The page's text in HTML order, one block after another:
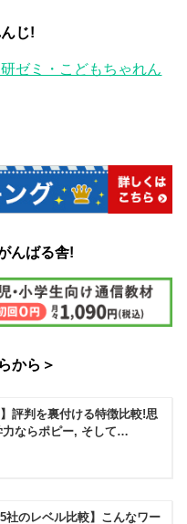
じ!
んばる舎!
から＞
】評判を裏付ける特徴比較!思
力ならポピー, そして…
5社のレベル比較】こんなワー